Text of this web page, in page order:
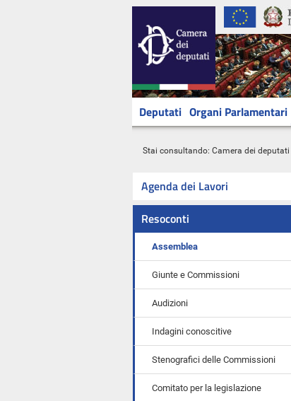
Deputati Organi Parlamentari
Stai consultando: Camera dei deputati
Agenda dei Lavori
Resoconti
Assemblea
Giunte e Commissioni
Audizioni
Indagini conoscitive
Stenografici delle Commissioni
Comitato per la legislazione